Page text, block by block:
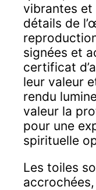
vibrantes et
détails de
signées et
certificat
leur valeur
rendu
valeur la
pour une
spirituelle
Les toiles